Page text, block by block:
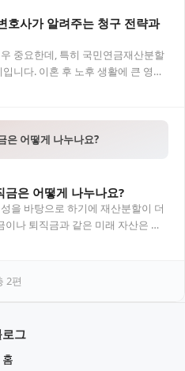
호사가 알려주는 청구 전략과
중요한데, 특히 국민연금재산분할
니다. 이혼 후 노후 생활에 큰 영향
이…
은 어떻게 나누나요?
금은 어떻게 나누나요?
을 바탕으로 하기에 재산분할이 더
나 퇴직금과 같은 미래 자산은 단
기여도…
2편
로그
홈